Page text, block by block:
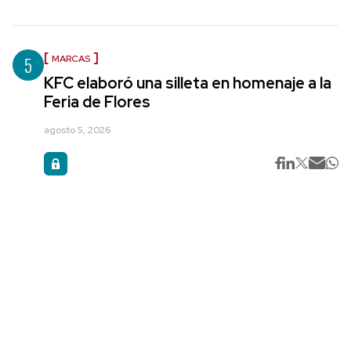
5 MARCAS
KFC elaboró una silleta en homenaje a la
Feria de Flores
agosto 5, 2026